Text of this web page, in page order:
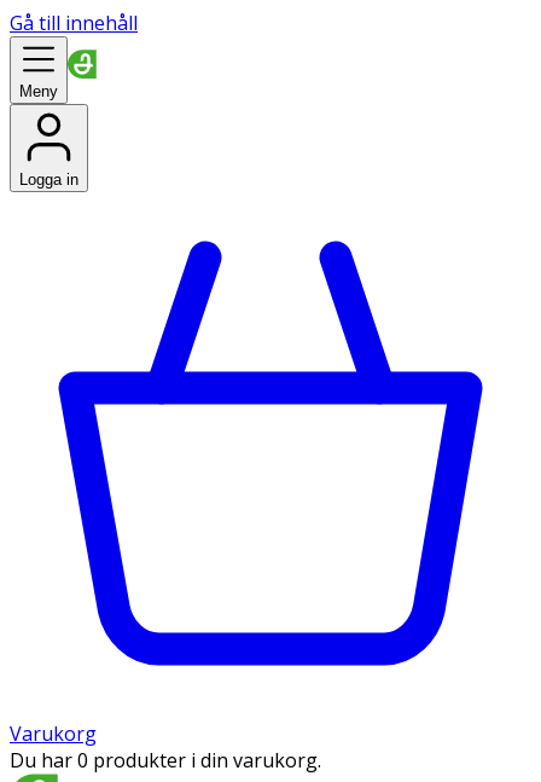
Gå till innehåll
Meny
Logga in
Varukorg
Du har 0 produkter i din varukorg.